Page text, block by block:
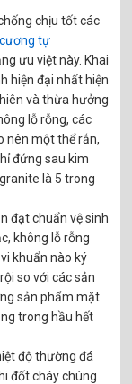
chịu tốt các
tự
ưu việt này. Khai
hiện đại nhất hiện
và thừa hưởng
lỗ rỗng, các
nên một thể rắn,
đứng sau kim
là 5 trong
đạt chuẩn vệ sinh
không lỗ rỗng
khuẩn nào ký
so với các sản
sản phẩm mặt
trong hầu hết
độ thường đá
đốt cháy chúng